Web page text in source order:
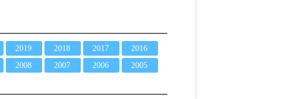
2019 2018 2017
2016
2008 2007 2006
2005